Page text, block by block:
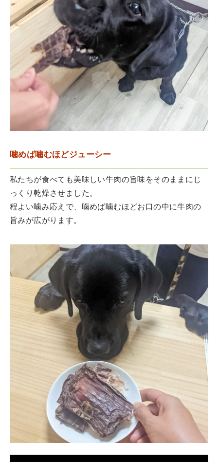
噛めば噛むほどジューシー
私たちが食べても美味しい牛肉の旨味をそのままにじ
っくり乾燥させました。
程よい噛み応えで、噛めば噛むほどお口の中に牛肉の
旨みが広がります。